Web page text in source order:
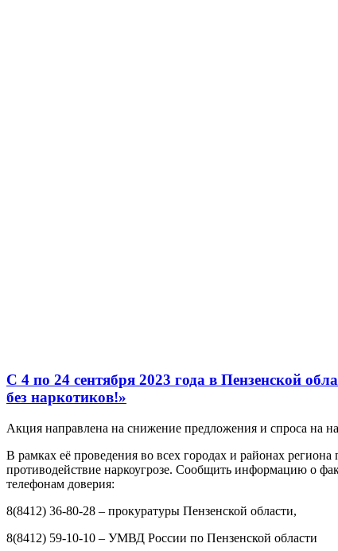
С 4 по 24 сентября 2023 года в Пензенской
без наркотиков!»
Акция направлена на снижение предложения и спроса на
В рамках её проведения во всех городах и районах
противодействие наркоугрозе. Сообщить информацию о
телефонам доверия:
8(8412) 36-80-28 – прокуратуры Пензенской области,
8(8412) 59-10-10 – УМВД России по Пензенской области